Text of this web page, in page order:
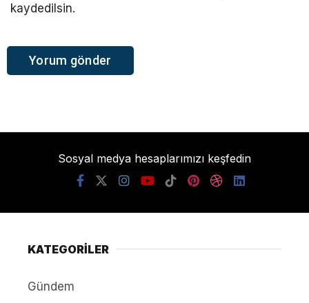
kaydedilsin.
Sosyal medya hesaplarımızı keşfedin
KATEGORİLER
Gündem